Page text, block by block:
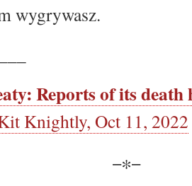
wygrywasz.
Reports of its death
Knightly, Oct 11, 2022
−∗−